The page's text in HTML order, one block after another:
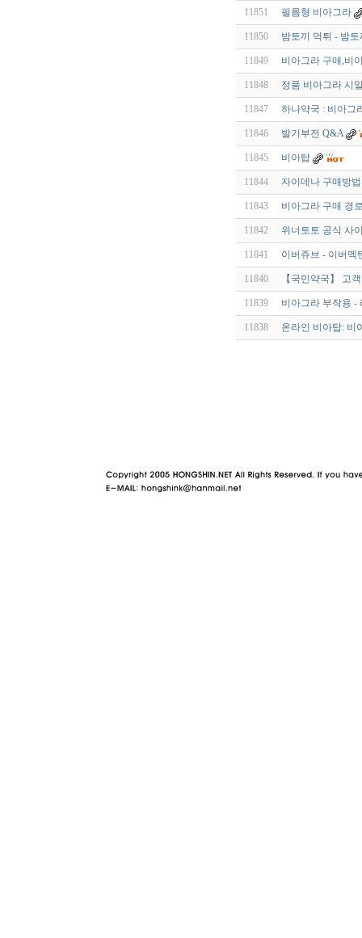
11851 필름형 비아그라
11850 밤토끼 먹튀 - 밤
11849 비아그라 구매,비
11848 정품 비아그라 시
11847 하나약국 : 비아그
11846 발기부전 Q&A
11845 비아탑
11844 자이데나 구매방
11843 비아그라 구매 경
11842 위너토토 공식 사
11841 이버쥬브 - 이버멕
11840 【국민약국】 고
11839 비아그라 부작용
11838 온라인 비아탑: 비